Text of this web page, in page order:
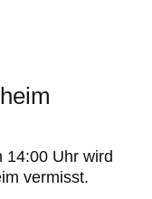
14:00 Uhr wird
vermisst.